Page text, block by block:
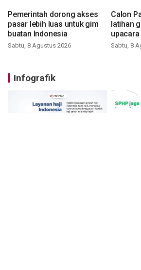
Pemerintah dorong akses
pasar lebih luas untuk gim
buatan Indonesia
Sabtu, 8 Agustus 2026
Calon
latihan
upacara
Sabtu, 8
Infografik